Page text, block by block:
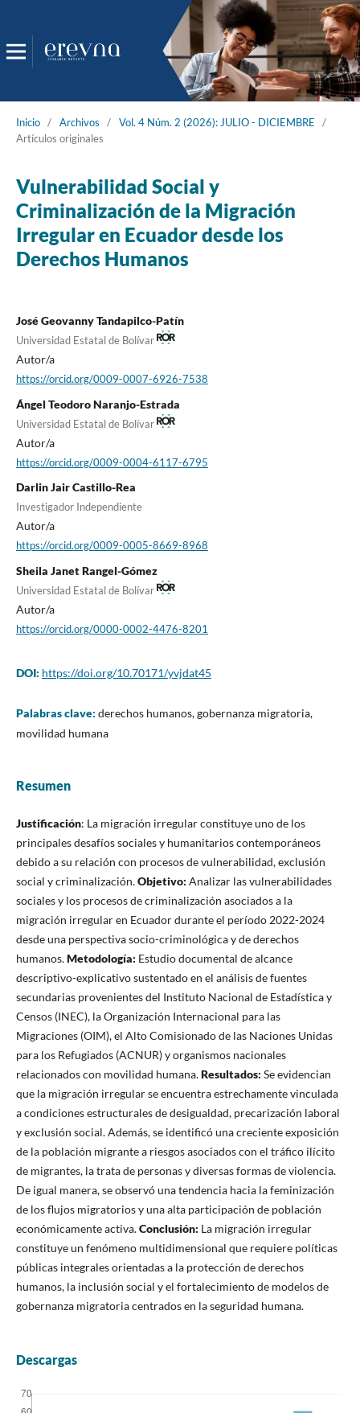
Inicio / Archivos / Vol. 4 Núm. 2 (2026): JULIO - DICIEMBRE
/
Artículos originales
Vulnerabilidad Social y
Criminalización de la Migración
Irregular en Ecuador desde los
Derechos Humanos
José Geovanny Tandapilco-Patín
Universidad Estatal de Bolívar
Autor/a
https://orcid.org/0009-0007-6926-7538
Ángel Teodoro Naranjo-Estrada
Universidad Estatal de Bolívar
Autor/a
https://orcid.org/0009-0004-6117-6795
Darlin Jair Castillo-Rea
Investigador Independiente
Autor/a
https://orcid.org/0009-0005-8669-8968
Sheila Janet Rangel-Gómez
Universidad Estatal de Bolívar
Autor/a
https://orcid.org/0000-0002-4476-8201
DOI: https://doi.org/10.70171/yvjdat45
Palabras clave: derechos humanos, gobernanza migratoria,
movilidad humana
Resumen
Justificación: La migración irregular constituye uno de los
principales desafíos sociales y humanitarios contemporáneos
debido a su relación con procesos de vulnerabilidad, exclusión
social y criminalización.Objetivo: Analizar las vulnerabilidades
sociales y los procesos de criminalización asociados a la
migración irregular en Ecuador durante el período 2022-2024
desde una perspectiva socio-criminológica y de derechos
humanos.Metodología: Estudio documental de alcance
descriptivo-explicativo sustentado en el análisis de fuentes
secundarias provenientes del Instituto Nacional de Estadística y
Censos (INEC), la Organización Internacional para las
Migraciones (OIM), el Alto Comisionado de las Naciones Unidas
para los Refugiados (ACNUR) y organismos nacionales
relacionados con movilidad humana.Resultados: Se evidencian
que la migración irregular se encuentra estrechamente vinculada
a condiciones estructurales de desigualdad, precarización laboral
y exclusión social. Además, se identificó una creciente exposición
de la población migrante a riesgos asociados con el tráfico ilícito
de migrantes, la trata de personas y diversas formas de violencia.
De igual manera, se observó una tendencia hacia la feminización
de los flujos migratorios y una alta participación de población
económicamente activa.Conclusión: La migración irregular
constituye un fenómeno multidimensional que requiere políticas
públicas integrales orientadas a la protección de derechos
humanos, la inclusión social y el fortalecimiento de modelos de
gobernanza migratoria centrados en la seguridad humana.
Descargas